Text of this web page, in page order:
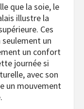
que la soie, le
illustre la
Ces
un
un confort
journée si
avec son
un mouvement